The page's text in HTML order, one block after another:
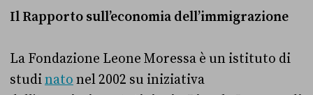
Il Rapporto sull’economia dell’immigrazione
La Fondazione Leone Moressa è un istituto di
studinato nel 2002 su iniziativa